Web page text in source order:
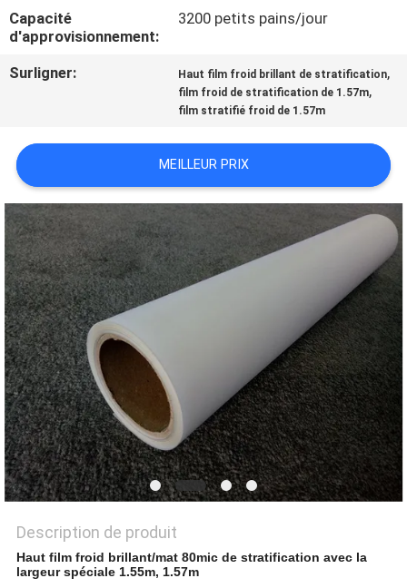
CONTRÔLE
DE
NOUS
CONTACTER
DEMANDEZ
UN DEVIS
PLAN
DU
SITE
PRIVACY
POLICY
Capacité
d'approvisionnement:
3200 petits pains/jour
Surligner: Haut film froid brillant de stratification,
film froid de stratification de 1.57m,
film stratifié froid de 1.57m
MEILLEUR PRIX
Description de produit
Haut film froid brillant/mat 80mic de stratification avec la
largeur spéciale 1.55m, 1.57m